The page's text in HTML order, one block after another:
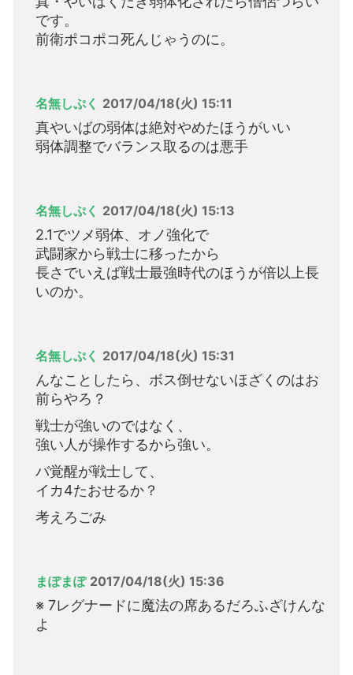
です。
前衛ポコポコ死んじゃうのに。
名無しぷく 2017/04/18(火) 15:11
真やいばの弱体は絶対やめたほうがいい
弱体調整でバランス取るのは悪手
名無しぷく 2017/04/18(火) 15:13
2.1でツメ弱体、オノ強化で
武闘家から戦士に移ったから
長さでいえば戦士最強時代のほうが倍以上長
いのか。
名無しぷく 2017/04/18(火) 15:31
んなことしたら、ボス倒せないほざくのはお
前らやろ？
戦士が強いのではなく、
強い人が操作するから強い。
バ覚醒が戦士して、
イカ4たおせるか？
考えろごみ
まぽまぽ 2017/04/18(火) 15:36
※ 7レグナードに魔法の席あるだろふざけんな
よ